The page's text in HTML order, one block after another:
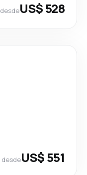
desdeUS$ 528
desdeUS$ 551